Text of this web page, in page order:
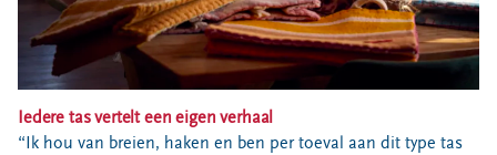
Ecopark De Wierde
Reststoffen Energie Centrale
Projecten
Contact
Iedere tas vertelt een eigen verhaal
“Ik hou van breien, haken en ben per toeval aan dit type tas